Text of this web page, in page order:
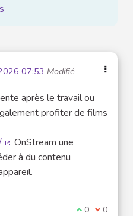
07:53 Modifié
après le travail ou
profiter de films
(Lien externe)
OnStream une
à du contenu
Je suis
0 Je ne
0